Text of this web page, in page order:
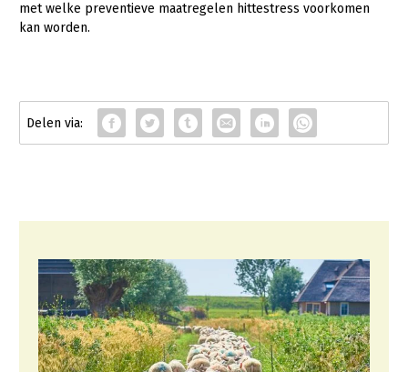
Melkveehouderij
Schapenhouderij
Plant
Biologische Landbouw
Bollenteelt
Bomen, vaste planten en zomerbloemen
Multifunctioneel
Vrouw en Bedrijf
Onderwerpen
Nieuws
met welke preventieve maatregelen hittestress voorkomen
kan worden.